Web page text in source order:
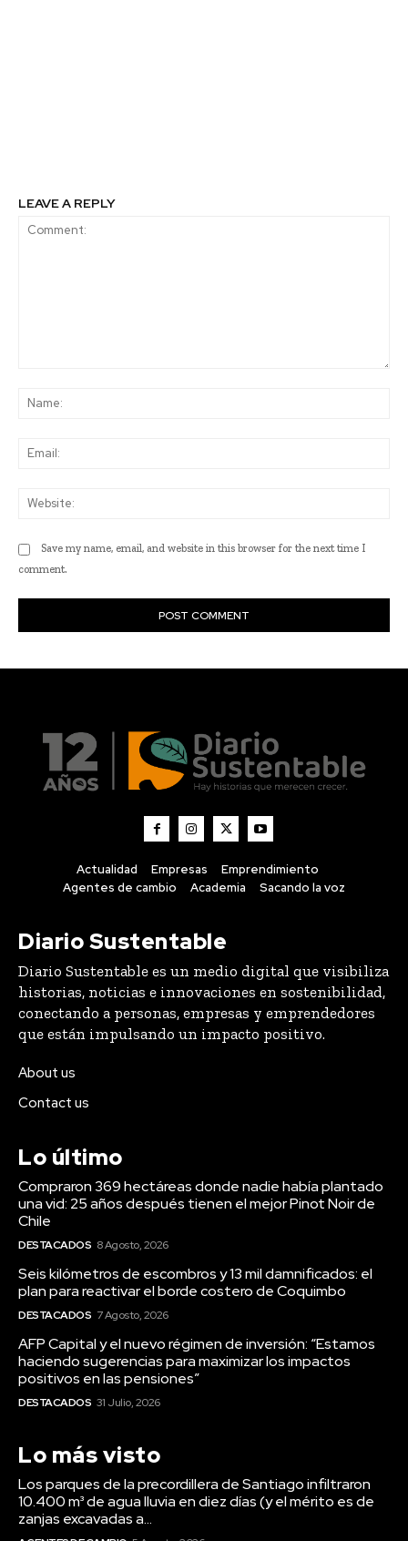
Actualidad Empresas
Emprendimiento
Agentes de cambio
Academia Sacando la voz
Diario Sustentable
Diario Sustentable es un medio digital que visibiliza
historias, noticias e innovaciones en sostenibilidad,
conectando a personas, empresas y emprendedores
que están impulsando un impacto positivo.
About us
Contact us
Lo último
Compraron 369 hectáreas donde nadie había plantado
una vid: 25 años después tienen el mejor Pinot Noir de
Chile
DESTACADOS 8 Agosto, 2026
Seis kilómetros de escombros y 13 mil damnificados: el
plan para reactivar el borde costero de Coquimbo
DESTACADOS 7 Agosto, 2026
AFP Capital y el nuevo régimen de inversión: “Estamos
haciendo sugerencias para maximizar los impactos
positivos en las pensiones”
DESTACADOS 31 Julio, 2026
Lo más visto
Los parques de la precordillera de Santiago infiltraron
10.400 m³ de agua lluvia en diez días (y el mérito es de
zanjas excavadas a...